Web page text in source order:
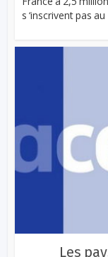
s ‘inscrivent pas
Les